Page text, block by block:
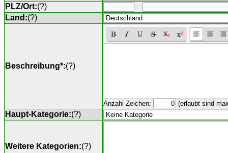
PLZ/Ort:(?)
Land:(?)
Beschreibung*:(?)
Anzahl Zeichen: (erlaubt sind
Haupt-Kategorie:(?)
Weitere Kategorien:(?)